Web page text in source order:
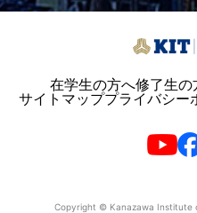
在学生の方へ修了生の
サイトマッププライバシー
Copyright © Kanazawa Institute